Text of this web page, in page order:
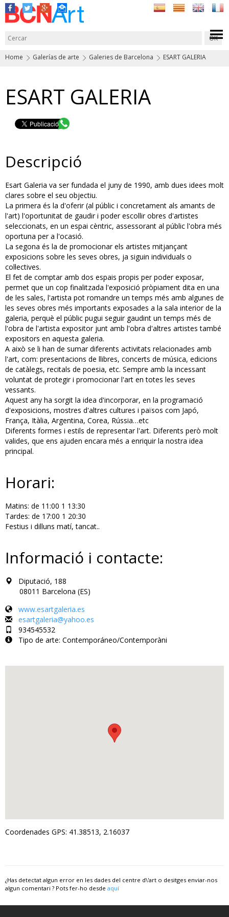
Home Galerías de arte Galeries de Barcelona ESART GALERIA
ESART GALERIA
Descripció
Esart Galeria va ser fundada el juny de 1990, amb dues idees molt
clares sobre el seu objectiu.
La primera és la d'oferir (al públic i concretament als amants de
l'art) l'oportunitat de gaudir i poder escollir obres d'artistes
seleccionats, en un espai cèntric, assessorant al públic l'obra més
oportuna per a l'ocasió.
La segona és la de promocionar els artistes mitjançant
exposicions sobre les seves obres, ja siguin individuals o
col·lectives.
El fet de comptar amb dos espais propis per poder exposar,
permet que un cop finalitzada l'exposició pròpiament dita en una
de les sales, l'artista pot romandre un temps més amb algunes de
les seves obres més importants exposades a la sala interior de la
galeria, perquè el públic pugui seguir gaudint un temps més de
l'obra de l'artista expositor junt amb l'obra d'altres artistes també
expositors en aquesta galeria.
A això se li han de sumar diferents activitats relacionades amb
l'art, com: presentacions de llibres, concerts de música, edicions
de catàlegs, recitals de poesia, etc. Sempre amb la incessant
voluntat de protegir i promocionar l'art en totes les seves
vessants.
Aquest any ha sorgit la idea d'incorporar, en la programació
d'exposicions, mostres d'altres cultures i països com Japó,
França, Itàlia, Argentina, Corea, Rússia…etc
Diferents formes i estils de representar l'art. Diferents però molt
valides, que ens ajuden encara més a enriquir la nostra idea
principal.
Horari:
Matins: de 11:00 1 13:30
Tardes: de 17:00 1 20:30
Festius i dilluns matí, tancat..
Informació i contacte:
Diputació, 188
08011 Barcelona (ES)
www.esartgaleria.es
esartgaleria@yahoo.es
934545532
Tipo de arte: Contemporáneo/Contemporàni
Coordenades GPS: 41.38513, 2.16037
¿Has detectat algun error en les dades del centre d\'art o desitges enviar-nos
algun comentari ? Pots fer-ho desde aquí